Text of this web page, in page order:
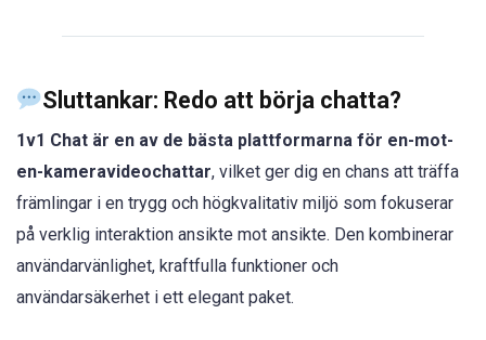
Sluttankar: Redo att börja chatta?
1v1 Chat är en av de bästa plattformarna för en-mot-
en-kameravideochattar, vilket ger dig en chans att träffa
främlingar i en trygg och högkvalitativ miljö som fokuserar
på verklig interaktion ansikte mot ansikte. Den kombinerar
användarvänlighet, kraftfulla funktioner och
användarsäkerhet i ett elegant paket.